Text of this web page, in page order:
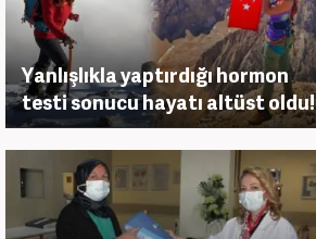
Yanlışlıkla yaptırdığı hormon
testi sonucu hayatı altüst oldu!